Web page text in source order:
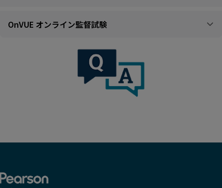
OnVUE オンライン監督試験